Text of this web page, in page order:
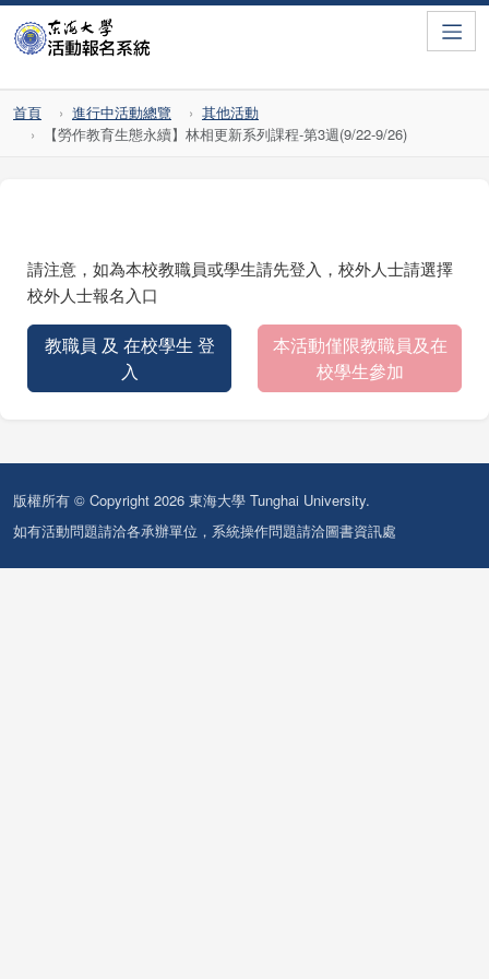
首頁 進行中活動總覽
其他活動
【勞作教育生態永續】林相更新系列課程-第3週(9/22-9/26)
請注意，如為本校教職員或學生請先登入，校外人士請選擇
校外人士報名入口
教職員 及 在校學生 登
入
本活動僅限教職員及在
校學生參加
版權所有 © Copyright 2026 東海大學 Tunghai University.
如有活動問題請洽各承辦單位，系統操作問題請洽圖書資訊處